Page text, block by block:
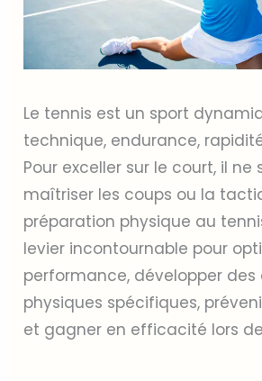
Le tennis est un sport
technique, endurance,
Pour exceller sur le court, il
maîtriser les coups ou la
préparation physique au
levier incontournable pour
performance, développer des
physiques spécifiques,
et gagner en efficacité lors